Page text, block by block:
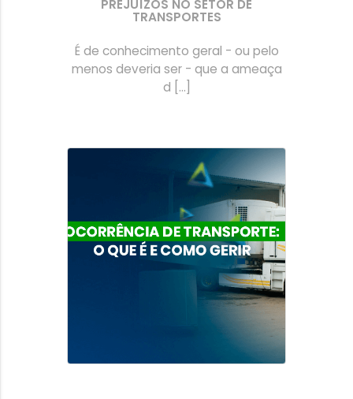
PREJUÍZOS NO SETOR DE
TRANSPORTES
É de conhecimento geral - ou pelo
menos deveria ser - que a ameaça
d [...]